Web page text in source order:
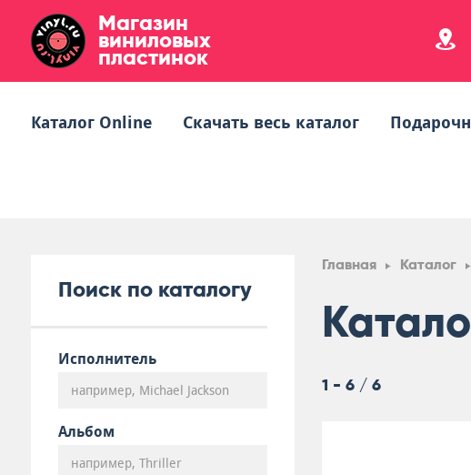
Магазин
виниловых
пластинок
Каталог Online Скачать весь каталог
Поиск по каталогу
Исполнитель
Альбом
Главная Каталог
1 - 6 / 6